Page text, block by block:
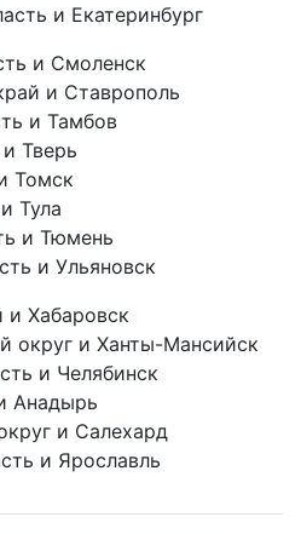
и Екатеринбург
и Смоленск
и Ставрополь
и Тамбов
Тверь
Томск
Тула
и Тюмень
и Ульяновск
и Хабаровск
округ и Ханты-Мансийск
и Челябинск
Анадырь
и Салехард
и Ярославль